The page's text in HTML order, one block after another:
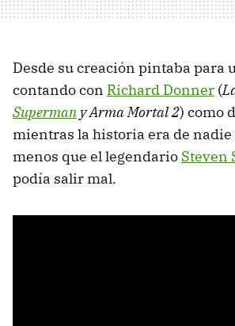
Desde su creación pintaba para
contando con Richard Donner (
Superman y Arma Mortal 2) como
mientras la historia era de nadie
menos que el legendario Steven
podía salir mal.